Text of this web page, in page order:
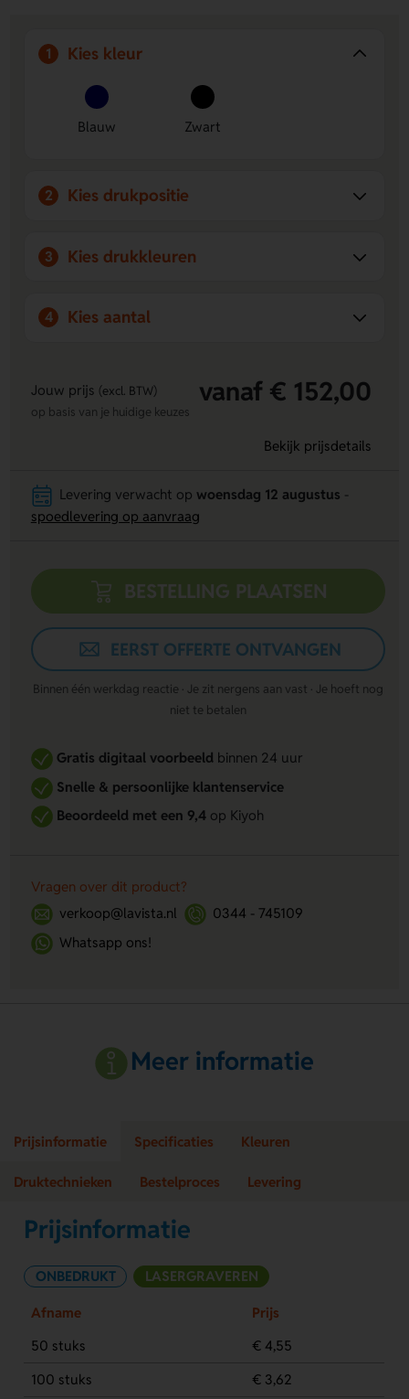
1 Kies kleur
Blauw Zwart
2 Kies drukpositie
3 Kies drukkleuren
4 Kies aantal
Jouw prijs (excl. BTW) vanaf € 152,00
op basis van je huidige keuzes
Bekijk prijsdetails
Levering verwacht op woensdag 12 augustus
spoedlevering op aanvraag
BESTELLING PLAATSEN
EERST OFFERTE ONTVANGEN
Binnen één werkdag reactie · Je zit nergens aan vast · Je hoeft nog
niet te betalen
Gratis digitaal voorbeeldbinnen 24 uur
Snelle & persoonlijke klantenservice
Beoordeeld met een 9,4op Kiyoh
Vragen over dit product?
verkoop@lavista.nl
0344 - 745109
Whatsapp ons!
Meer informatie
Prijsinformatie Specificaties Kleuren
Druktechnieken Bestelproces Levering
Prijsinformatie
ONBEDRUKT LASERGRAVEREN
Afname
Prijs
50 stuks
€ 4,55
100 stuks
€ 3,62